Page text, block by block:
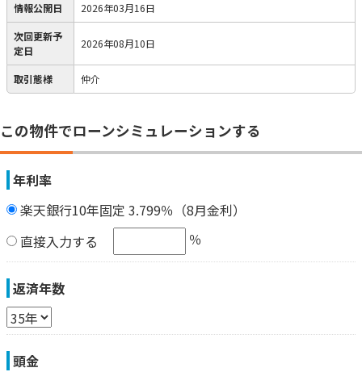
情報公開日 2026年03月16日
次回更新予
定日
2026年08月10日
取引態様 仲介
この物件でローンシミュレーションする
年利率
楽天銀行10年固定 3.799％（8月金利）
直接入力する
％
返済年数
頭金